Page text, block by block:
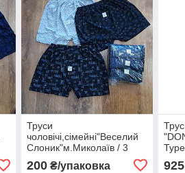
Труси
чоловічі,сімейні"Веселий
Слоник"м.Миколаїв / 3
200₴/упаковка 925